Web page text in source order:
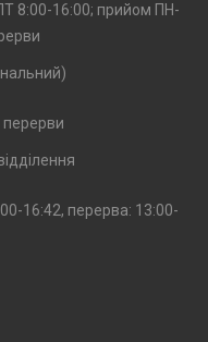
8:00-16:00; прийом ПН-
перерви
16:42, перерва: 13:00-